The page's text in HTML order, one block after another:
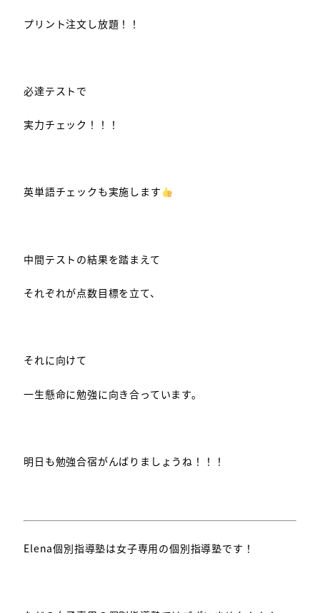
プリント注文し放題！！
必達テストで
実力チェック！！！
英単語チェックも実施します
中間テストの結果を踏まえて
それぞれが点数目標を立て、
それに向けて
一生懸命に勉強に向き合っています。
明日も勉強合宿がんばりましょうね！！！
Elena個別指導塾は女子専用の個別指導塾です！